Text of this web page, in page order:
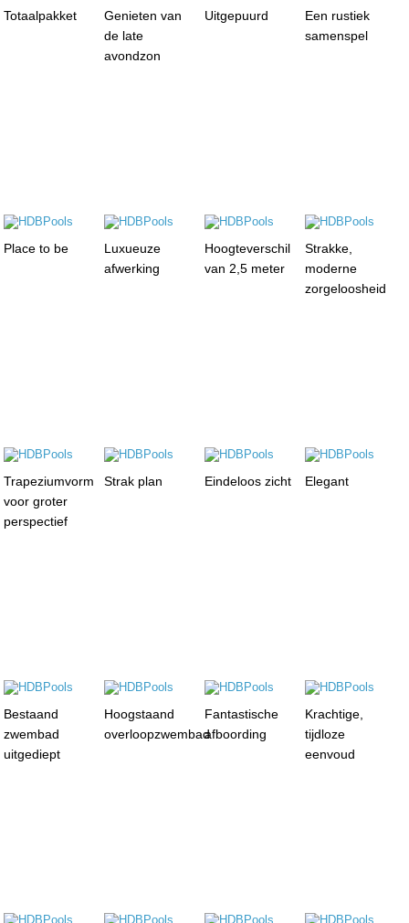
Totaalpakket
Genieten van
de late
avondzon
Uitgepuurd
Een rustiek
samenspel
Place to be
Luxueuze
afwerking
Hoogteverschil
van 2,5 meter
Strakke,
moderne
zorgeloosheid
Trapeziumvorm
voor groter
perspectief
Strak plan Eindeloos zicht Elegant
Bestaand
zwembad
uitgediept
Hoogstaand
overloopzwembad
Fantastische
afboording
Krachtige,
tijdloze
eenvoud